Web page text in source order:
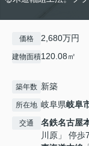
価格 2,680万円
建物面積120.08㎡
築年数 新築
所在地 岐阜県岐阜
交通 名鉄名古屋
川原」 停歩